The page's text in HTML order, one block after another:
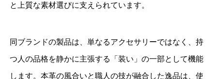
と上質な素材選びに支えられています。
同ブランドの製品は、単なるアクセサリーではなく、持
つ人の品格を静かに主張する「装い」の一部として機能
します。本革の風合いと職人の技が融合した逸品は、使